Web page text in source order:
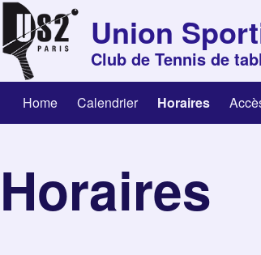
Skip to header
Skip to main navigation
Skip to main content
Skip to footer
Search
Union
Club de Tennis de
Navigation
Home Calendrier Horaires
Horaires